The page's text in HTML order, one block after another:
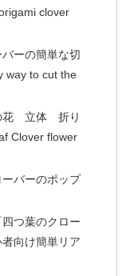
clover
バーの簡単な切
way to cut the
花 立体 折り
Clover flower
ーバーのポップ
四つ葉のクロー
向け簡単リア